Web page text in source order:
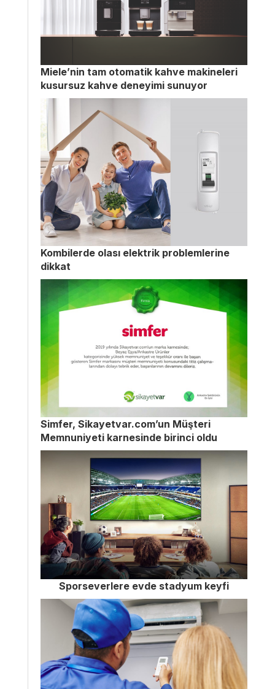
Miele’nin tam otomatik kahve makineleri
kusursuz kahve deneyimi sunuyor
Kombilerde olası elektrik problemlerine
dikkat
Simfer, Sikayetvar.com’un Müşteri
Memnuniyeti karnesinde birinci oldu
Sporseverlere evde stadyum keyfi